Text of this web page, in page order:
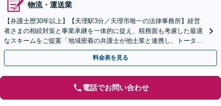
物流・運送業
【弁護士歴30年以上】【天理駅3分／天理市唯一の法律事務所】経営
者さまの相続対策と事業承継を一体的に捉え、税務面も考慮した最適
なスキームをご提案「地域密着の弁護士が他士業と連携し、トータル
サポートを実現／税理士・司法書士・不動産鑑定士など」
料金表を見る
電話でお問い合わせ